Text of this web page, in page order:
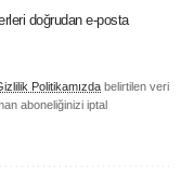
doğrudan e-posta
Politikamızda belirtilen veri
aboneliğinizi iptal